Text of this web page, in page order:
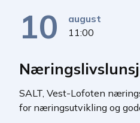
10
august
11:00
SALT, Vest-Lofoten
for næringsutvikling og